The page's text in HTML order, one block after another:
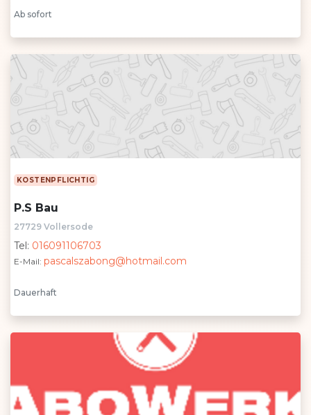
Ab sofort
KOSTENPFLICHTIG
P.S Bau
27729 Vollersode
Tel: 016091106703
E-Mail: pascalszabong@hotmail.com
Dauerhaft